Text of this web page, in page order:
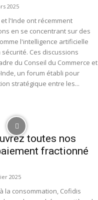
2025
l'Inde ont récemment
en se concentrant sur des
l'intelligence artificielle
sécurité. Ces discussions
du Conseil du Commerce et
un forum établi pour
stratégique entre les...
toutes nos
fractionné
2025
la consommation, Cofidis